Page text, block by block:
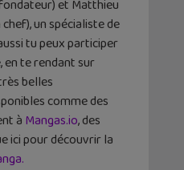
et Matthieu
un spécialiste de
tu peux participer
en te rendant sur
belles
comme des
à Mangas.io, des
ici pour découvrir la